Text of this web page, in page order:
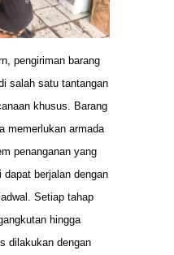
pengiriman barang
salah satu tantangan
khusus. Barang
memerlukan armada
penanganan yang
berjalan dengan
Setiap tahap
hingga
dilakukan dengan